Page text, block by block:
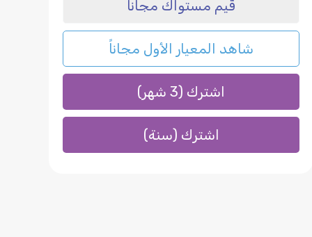
قّيم مستواك مجاناً
شاهد المعيار الأول مجاناً
اشترك (3 شهر)
اشترك (سنة)